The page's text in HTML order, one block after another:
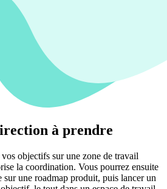
à prendre
objectifs sur une zone de travail
la coordination. Vous pourrez ensuite
sur une roadmap produit, puis lancer un